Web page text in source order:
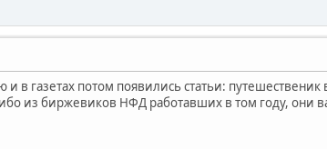
и в газетах потом появились статьи:
из биржевиков НФД работавших в том году, они